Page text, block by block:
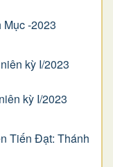
-2023
kỳ I/2023
kỳ I/2023
Tiến Đạt: Thánh